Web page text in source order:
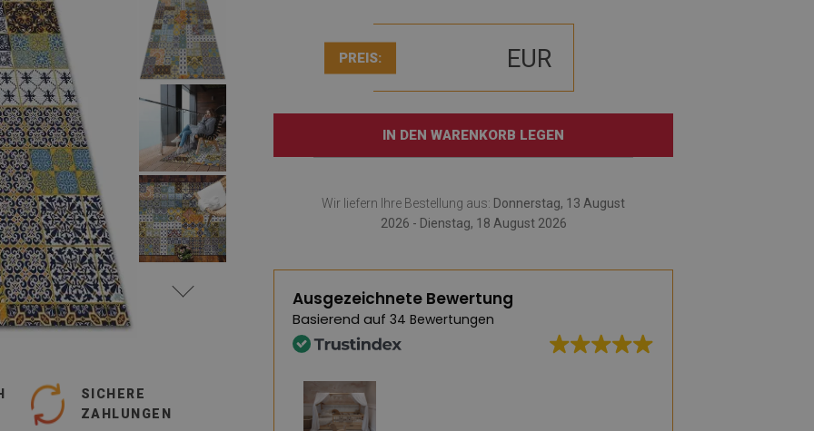
SICHERE
ZAHLUNGEN
PREIS: EUR
IN DEN WARENKORB LEGEN
Wir liefern Ihre Bestellung aus: Donnerstag, 13 August
2026 - Dienstag, 18 August 2026
Ausgezeichnete Bewertung
Basierend auf 34 Bewertungen